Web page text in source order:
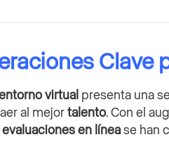
Clave
virtual presenta una
al mejor talento. Con el
evaluaciones en línea se han